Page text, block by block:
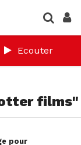
Ecouter
films"
pour